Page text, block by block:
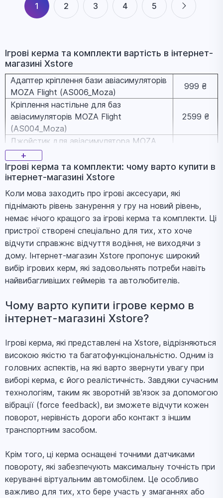
1 2 3 4 5
Ігрові керма та комплекти вapтіcть в інтернет-
магазині Xstore
Адаптер кріплення бази авіасимуляторів
MOZA Flight (AS006_Moza)
999 ₴
Кріплення настільне для баз
авіасимуляторів MOZA Flight
(AS004_Moza)
2599 ₴
Джойстик для авіасимулятора MOZA
FLIGHT MA3X Sidestick (AS005_Moza)
Модуль Осі Z для авіасимуляторів MOZA
Flight Z-Axis (AS003_Moza)
4949 ₴
Джойстик для авіасимулятора MOZA
FLIGHT MH16 Flightstick (AS002_Moza)
Комплект MOZA FLIGHT база AB6 6 Нм
та джойстик MHG (AS017_Moza)
22299 ₴
База для джойстика авіасимулятора
MOZA FLIGHT AB9 Force Feedback
(AS001_Moza)
29649 ₴
+
Ігрові керма та комплекти: чому варто купити в
інтернет-магазині Xstore
Коли мова заходить про ігрові аксесуари, які
піднімають рівень занурення у гру на новий рівень,
немає нічого кращого за ігрові керма та комплекти. Ці
пристрої створені спеціально для тих, хто хоче
відчути справжнє відчуття водіння, не виходячи з
дому. Інтернет-магазин Xstore пропонує широкий
вибір ігрових керм, які задовольнять потреби навіть
найвибагливіших геймерів та автолюбителів.
Чому варто купити ігрове кермо в
інтернет-магазині Xstore?
Ігрові керма, які представлені на Xstore, відрізняються
високою якістю та багатофункціональністю. Одним із
головних аспектів, на які варто звернути увагу при
виборі керма, є його реалістичність. Завдяки сучасним
технологіям, таким як зворотній зв'язок за допомогою
вібрації (force feedback), ви зможете відчути кожен
поворот, нерівність дороги або контакт з іншим
транспортним засобом.
Крім того, ці керма оснащені точними датчиками
повороту, які забезпечують максимальну точність при
керуванні віртуальним автомобілем. Це особливо
важливо для тих, хто бере участь у змаганнях або